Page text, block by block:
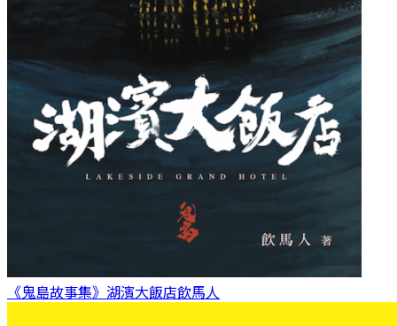
《鬼島故事集》湖濱大飯店飲馬人